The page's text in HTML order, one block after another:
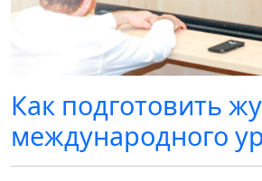
Как подготовить
международного